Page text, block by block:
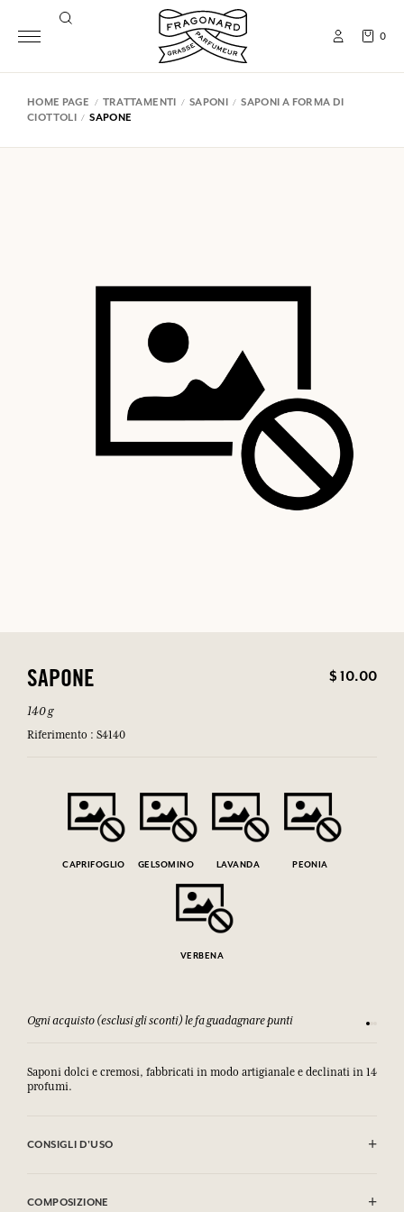
0
HOME PAGE TRATTAMENTI SAPONI
SAPONI A FORMA DI
CIOTTOLI
SAPONE
SAPONE $ 10.00
140 g
Riferimento : S4140
CAPRIFOGLIO GELSOMINO LAVANDA PEONIA
VERBENA
Ogni acquisto (esclusi gli sconti) le fa guadagnare punti
Saponi dolci e cremosi, fabbricati in modo artigianale e declinati in 14
profumi.
CONSIGLI D'USO
COMPOSIZIONE